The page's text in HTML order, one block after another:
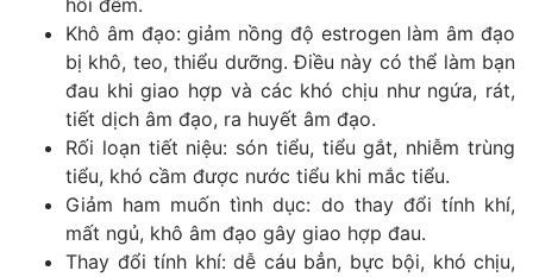
hôi đêm.
Khô âm đạo: giảm nồng độ estrogen làm âm đạo
bị khô, teo, thiểu dưỡng. Điều này có thể làm bạn
đau khi giao hợp và các khó chịu như ngứa, rát,
tiết dịch âm đạo, ra huyết âm đạo.
Rối loạn tiết niệu: són tiểu, tiểu gắt, nhiễm trùng
tiểu, khó cầm được nước tiểu khi mắc tiểu.
Giảm ham muốn tình dục: do thay đổi tính khí,
mất ngủ, khô âm đạo gây giao hợp đau.
Thay đổi tính khí: dễ cáu bẳn, bực bội, khó chịu,